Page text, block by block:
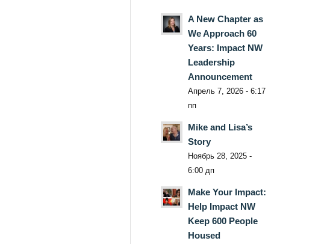
A New Chapter as
We Approach 60
Years: Impact NW
Leadership
Announcement
Апрель 7, 2026 - 6:17
пп
Mike and Lisa’s
Story
Ноябрь 28, 2025 -
6:00 дп
Make Your Impact:
Help Impact NW
Keep 600 People
Housed